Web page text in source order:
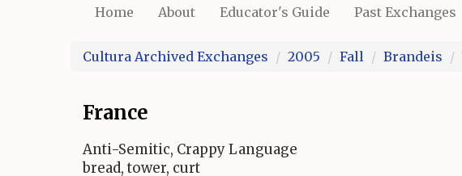
Home About Educator's Guide Past Exchanges
Cultura Archived Exchanges 2005 Fall Brandeis
France
Anti-Semitic, Crappy Language
bread, tower, curt